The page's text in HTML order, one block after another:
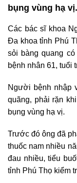
bụng vùng hạ vị.
Các bác sĩ khoa
Đa khoa tỉnh Phú
sỏi bàng quang
bệnh nhân 61, tuổi
Người bệnh nhập
quãng, phải rặn
bụng vùng hạ vị.
Trước đó ông đã
thuốc nam nhiều
đau nhiều, tiểu
tỉnh Phú Thọ kiểm